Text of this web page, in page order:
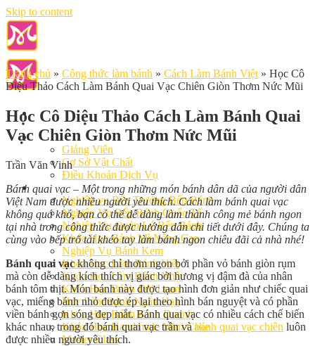
Skip to content
Giới Thiệu
Giảng Viên
Cơ Sở Vật Chất
Điều Khoản Dịch Vụ
Học Làm Bánh
Nghiệp vụ Bếp Trưởng Bếp Bánh
Nghiệp Vụ Bếp Bánh Quốc Tế
Nghiệp Vụ Quản Lý Bếp Bánh
Khóa Học Bánh Mì Nâng Cao
Nghiệp Vụ Bánh Kem
Khóa Học Làm Bánh Việt
Khóa Học Làm Bánh Nhật
Khóa Học Bánh Đài Loan
Học Làm Bánh Ngắn Hạn
Khóa Học Bánh Kinh Doanh
Khóa Học Handmade Mini Cake
Master Class
Trang chủ » Công thức làm bánh » Cách Làm Bánh Việt » Học Cô
Diệu Thảo Cách Làm Bánh Quai Vạc Chiên Giòn Thơm Nức Mũi
Học Cô Diệu Thảo Cách Làm Bánh Quai
Vạc Chiên Giòn Thơm Nức Mũi
Trần Văn Vinh
Bánh quai vạc – Một trong những món bánh dân dã của người dân
Việt Nam được nhiều người yêu thích. Cách làm bánh quai vạc
không quá khó, bạn có thể dễ dàng làm thành công mẻ bánh ngon
tại nhà trong công thức được hướng dẫn chi tiết dưới đây. Chúng ta
cùng vào bếp trổ tài khéo tay làm bánh ngon chiêu đãi cả nhà nhé!
Bánh quai vạckhông chỉ thơm ngon bởi phần vỏ bánh giòn rụm
mà còn dễ dàng kích thích vị giác bởi hương vị đậm đà của nhân
bánh tôm thịt. Món bánh này được tạo hình đơn giản như chiếc quai
vạc, miếng bánh nhỏ được ép lại theo hình bán nguyệt và có phần
viền bánh gợn sóng đẹp mắt. Bánh quai vạc có nhiều cách chế biến
khác nhau, trong đó bánh quai vạc trần vàbánh quai vạc chiên luôn
được nhiều người yêu thích.